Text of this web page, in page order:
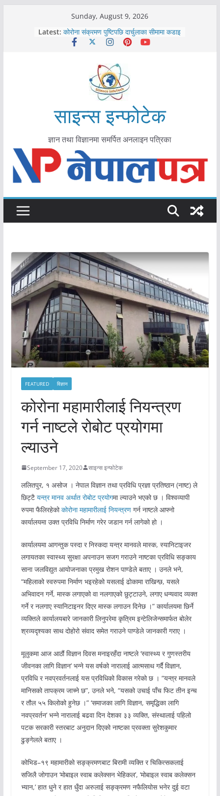
Sunday, August 9, 2026
Latest:
काभ्रेपलाञ्चोकमा आयुर्वेद स्वास्थ्योपचारतर्फ
आकर्षण बढ्दै
कोरोना संक्रमण पुष्टिपछि दार्चुलाका सीमामा कडाइ
मकवानपुरमा खोरेत रोग विरुद्धको खोप लगाउन
आयुर्वेद चिकित्सा प्रणालीको भूमिका महत्वपूर्ण छ :
मुख्यमन्त्री शाह
साइन्स इन्फोटेक
ज्ञान तथा विज्ञानमा समर्पित अनलाइन पत्रिका
FEATURED विज्ञान
कोरोना महामारीलाई नियन्त्रण
गर्न नाष्टले रोबोट प्रयोगमा
ल्याउने
September 17, 2020 साइन्स इन्फोटेक
ललितपुर, १ असोज । नेपाल विज्ञान तथा प्रविधि प्रज्ञा प्रतिष्ठान (नाष्ट) ले
छिट्टै यन्त्र मानव अर्थात रोबोट प्रयोगमा ल्याउने भएको छ । विश्वव्यापी
रुपमा फैलिरहेकोकोरोना महामारीलाई नियन्त्रणगर्न नाष्टले आफ्नो
कार्यालयमा उक्त प्रविधि निर्माण गरेर जडान गर्न लागेको हो ।
कार्यालयमा आगन्तुक पस्दा र निस्कदा यन्त्र मानवले मास्क, स्यानिटाइजर
लगायतका स्वास्थ्य सुरक्षा अपनाउन सजग गराउने नाष्टका प्रविधि सङ्काय
साना जलविद्युत आयोजनाका प्रमुख रोशन पाण्डेले बताए । उनले भने,
“महिलाको स्वरुपमा निर्माण भइरहेको यसलाई ढोकामा राखिन्छ, यसले
अभिवादन गर्ने, मास्क लगाएको वा नलगाएको छुट्टाउने, लगाए धन्यवाद व्यक्त
गर्ने र नलगाए स्यानिटाइनर दिएर मास्क लगाउन दिनेछ ।” कार्यालयमा छिर्ने
व्यक्तिले कार्यालयबारे जानकारी लिनुपरेमा कृत्रिम इन्टेलिजेन्समार्फत बोलेर
श्रव्यदृश्यका साथ दोहोरो संवाद समेत गराउने पाण्डेले जानकारी गराए ।
मूलुकमा आज आठौं विज्ञान दिवस मनाइरहँदा नाष्टले ‘स्वास्थ्य र गुणस्तरीय
जीवनका लागि विज्ञान’ भन्ने यस वर्षको नारालाई आत्मसाथ गर्दै विज्ञान,
प्रविधि र नवप्रवर्तनलाई यस प्रविधिको विकास गरेको छ । “यन्त्र मानवले
मानिसको तापक्रम जाच्ने छ”, उनले भने, “यसको उचाई पाँच फिट तीन इन्च
र तौल ५५ किलोको हुनेछ ।” ‘समाजका लागि विज्ञान, समृद्धिका लागि
नवप्रवर्तन’ भन्ने नारालाई बढवा दिन देशका ३३ व्यक्ति, संस्थालाई पहिलो
पटक सरकारी स्तरबाट अनुदान दिएको नाष्टका प्रवक्ता सुरेशकुमार
ढुङ्गेलले बताए ।
कोभिड–१९ महामारीको सङ्क्रमणबाट बिरामी व्यक्ति र चिकित्सकलाई
सजिलै जोगाउन ‘मोबाइल स्वाब कलेक्सन भेहिकल’, ‘मोबाइल स्वाब कलेक्सन
भ्यान,’ हात धुने र हात धुँदा अरुलाई सङ्क्रमण नफैलियोस भनेर दुई वटा